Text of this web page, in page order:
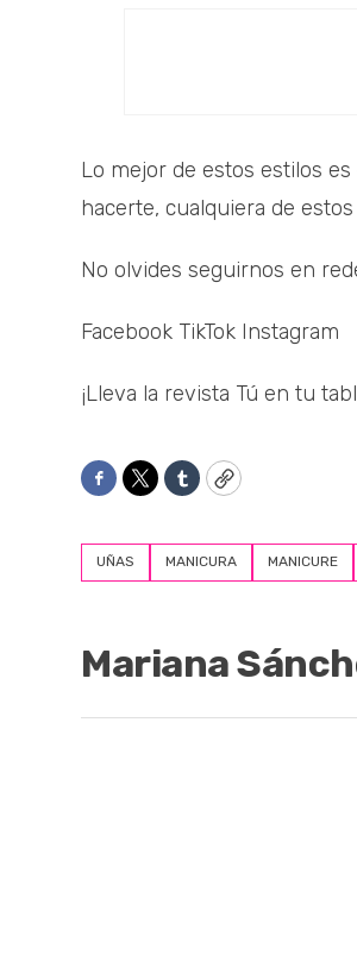
Lo mejor de estos estilos
hacerte, cualquiera de
No olvides seguirnos en
Facebook TikTok Instagram
¡Lleva la revista Tú en tu
Facebook
TwitterTumblrCopy
UÑAS MANICURA MANICURE
Mariana